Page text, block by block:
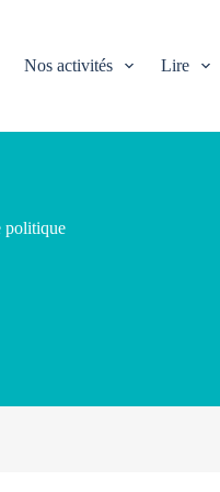
Nos activités Lire
politique